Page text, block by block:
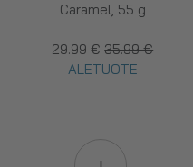
Caramel, 55 g
29.99 € 35.99 €
ALETUOTE